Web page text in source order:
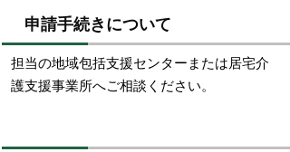
申請手続きについて
担当の地域包括支援センターまたは居宅介
護支援事業所へご相談ください。